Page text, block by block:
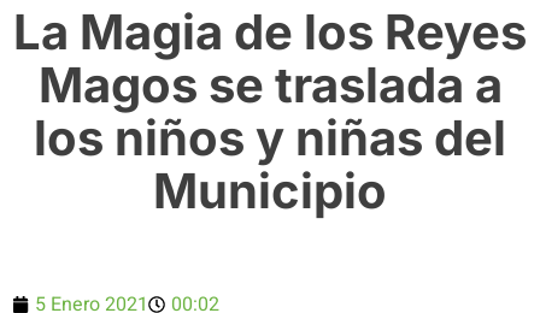
La Magia de los Reyes
Magos se traslada a
los niños y niñas del
Municipio
5 Enero 2021 00:02